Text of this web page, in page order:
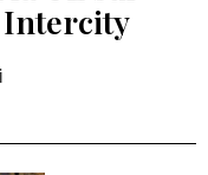
Intercity